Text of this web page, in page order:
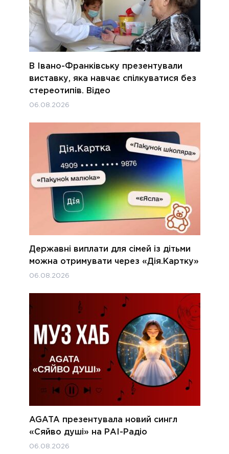
В Івано-Франківську презентували
виставку, яка навчає спілкуватися без
стереотипів. Відео
06.08.2026
Державні виплати для сімей із дітьми
можна отримувати через «Дія.Картку»
06.08.2026
AGATA презентувала новий сингл
«Сяйво душі» на РАІ-Радіо
06.08.2026